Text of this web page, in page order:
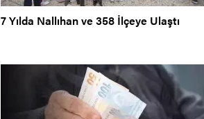
7 Yılda Nallıhan ve 358 İlçeye Ulaştı